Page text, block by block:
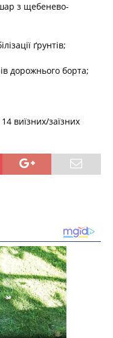
з щебенево-
ґрунтів;
дорожнього борта;
виїзних/заїзних